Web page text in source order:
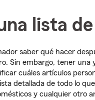
lista
saber qué hacer
Sin embargo, tener una
cuáles artículos
detallada de todo lo
y cualquier otro